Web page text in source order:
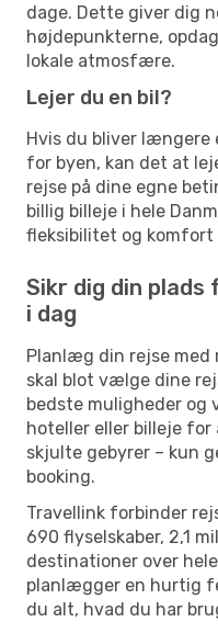
dage. Dette giver dig
højdepunkterne,
lokale atmosfære.
Lejer du en bil?
Hvis du bliver længere
for byen, kan det at
rejse på dine egne
billig billeje i hele
fleksibilitet og komfort
Sikr dig din
i dag
Planlæg din rejse med
skal blot vælge dine
bedste muligheder og
hoteller eller billeje for
skjulte gebyrer – kun
booking.
Travellink forbinder
690 flyselskaber, 2,1
destinationer over
planlægger en hurtig
du alt, hvad du har